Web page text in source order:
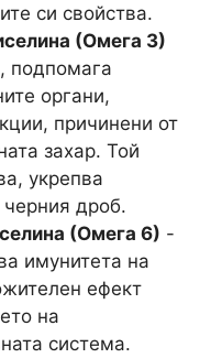
си свойства.
(Омега 3)
подпомага
органи,
причинени от
захар. Той
укрепва
дроб.
(Омега 6) -
имунитета на
ефект
на
система.